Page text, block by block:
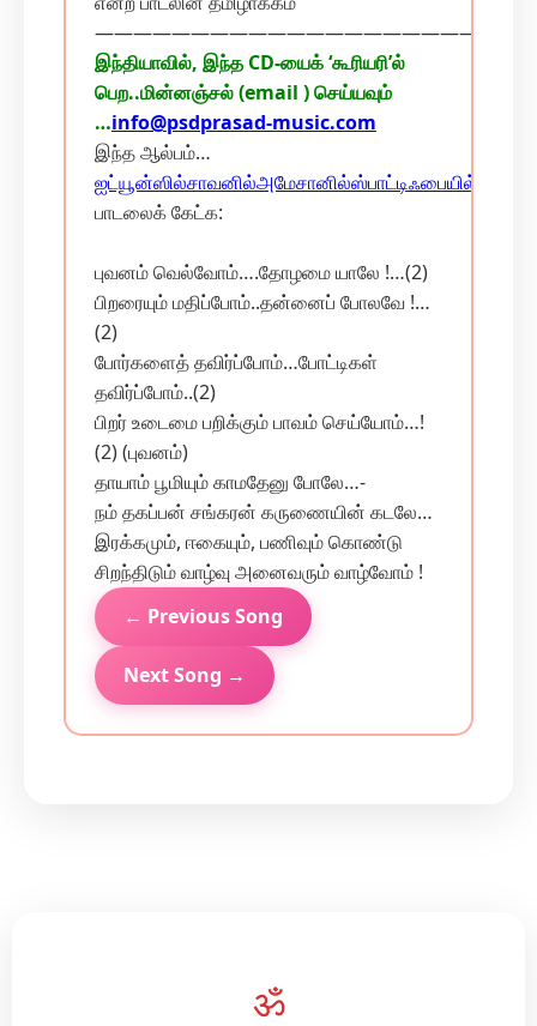
இந்தியாவில், இந்த CD-யைக் ‘கூரியரி’ல்
பெற..மின்னஞ்சல் (email ) செய்யவும்
…info@psdprasad-music.com
இந்த ஆல்பம்…
ஐட்யூன்ஸில்சாவனில்அமேசானில்ஸ்பாட்டிஃபையில்…
பாடலைக் கேட்க:
புவனம் வெல்வோம்….தோழமை யாலே !…(2)
பிறரையும் மதிப்போம்..தன்னைப் போலவே !…
(2)
போர்களைத் தவிர்ப்போம்…போட்டிகள்
தவிர்ப்போம்..(2)
பிறர் உடைமை பறிக்கும் பாவம் செய்யோம்…!
(2) (புவனம்)
தாயாம் பூமியும் காமதேனு போலே…-
நம் தகப்பன் சங்கரன் கருணையின் கடலே…
இரக்கமும், ஈகையும், பணிவும் கொண்டு
சிறந்திடும் வாழ்வு அனைவரும் வாழ்வோம் !
← Previous Song
Next Song →
ॐ